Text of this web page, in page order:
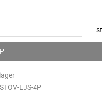
st
LJS-4P